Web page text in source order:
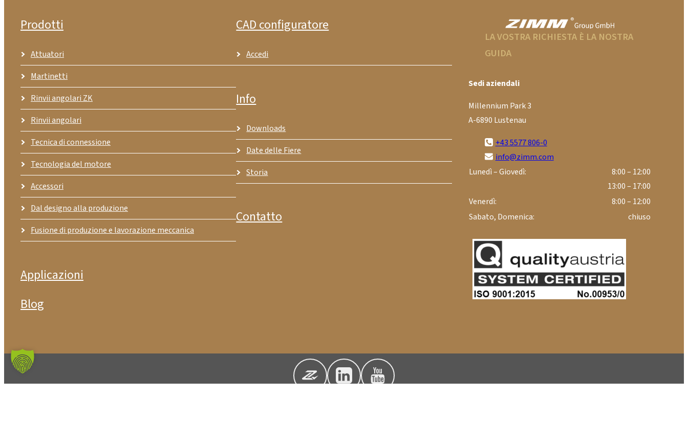
Prodotti
Attuatori
Martinetti
Rinvii angolari ZK
Rinvii angolari
Tecnica di connessione
Tecnologia del motore
Accessori
Dal designo alla produzione
Fusione di produzione e lavorazione meccanica
Applicazioni
Blog
CAD configuratore
Accedi
Info
Downloads
Date delle Fiere
Storia
Contatto
LA VOSTRA RICHIESTA È LA NOSTRA
GUIDA
Sedi aziendali
Millennium Park 3
A-6890 Lustenau
+43 5577 806-0
info@zimm.com
Lunedì – Giovedì:
8:00 – 12:00
13:00 – 17:00
Venerdì:
8:00 – 12:00
Sabato, Domenica:
chiuso